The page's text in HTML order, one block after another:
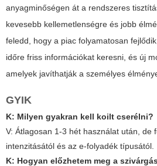
anyagminőségen át a rendszeres
kevesebb kellemetlenségre és jobb
feledd, hogy a piac folyamatosan
időre friss információkat keresni, és új
amelyek javíthatják a személyes
GYIK
K: Milyen gyakran kell koilt cserélni?
V: Átlagosan 1-3 hét használat után, de
intenzitásától és az e-folyadék típusától.
K: Hogyan előzhetem meg a